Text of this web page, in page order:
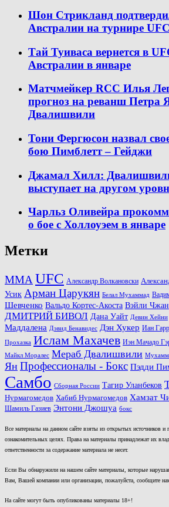
Шон Стрикланд
Австралии на турнире
Тай Туиваса вернется в
Австралии в январе
Матчмейкер RCC Илья
прогноз на реванш Петра
Двалишвили
Тони Фергюсон назвал
бою Пимблетт – Гейджи
Джамал Хилл:
выступает на другом
Чарльз Оливейра
о бое с Холлоуэем в январе
Метки
MMAUFC Александр Волкановски
Усик Арман Царукян Белал Мухаммад
Шевченко Вальдо Кортес-Акоста Вэйли Чжан
ДМИТРИЙ БИВОЛ Дана Уайт Девин Хейни
Маддалена Дэвид Бенавидес Дэн Хукер Иан
Прохазка Ислам Махачев Иэн Мачадо
Майкл Моралес Мераб Двалишвили
Ян Профессионалы - Бокс Пэдди
Самбо Сборная России Тагир Уланбеков
Нурмагомедов Хабиб Нурмагомедов Хамзат
Шамиль Газиев Энтони Джошуа бокс
Все материалы на данном сайте взяты из открытых источников и
ознакомительных целях. Права на материалы принадлежат их
ответственности за содержание материала не несет.
Если Вы обнаружили на нашем сайте материалы, которые
Вам, Вашей компании или организации, пожалуйста, сообщите
На сайте могут быть опубликованы материалы 18+!